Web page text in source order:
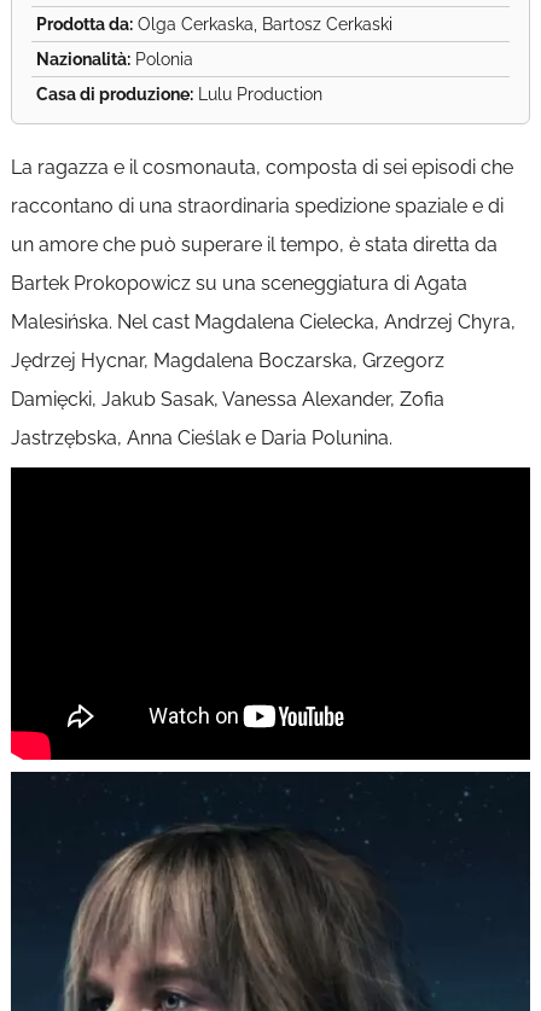
Prodotta da:Olga Cerkaska, Bartosz Cerkaski
Nazionalità:Polonia
Casa di produzione:Lulu Production
La ragazza e il cosmonauta, composta di sei episodi che
raccontano di una straordinaria spedizione spaziale e di
un amore che può superare il tempo, è stata diretta da
Bartek Prokopowicz su una sceneggiatura di Agata
Malesińska. Nel cast Magdalena Cielecka, Andrzej Chyra,
Jędrzej Hycnar, Magdalena Boczarska, Grzegorz
Damięcki, Jakub Sasak, Vanessa Alexander, Zofia
Jastrzębska, Anna Cieślak e Daria Polunina.